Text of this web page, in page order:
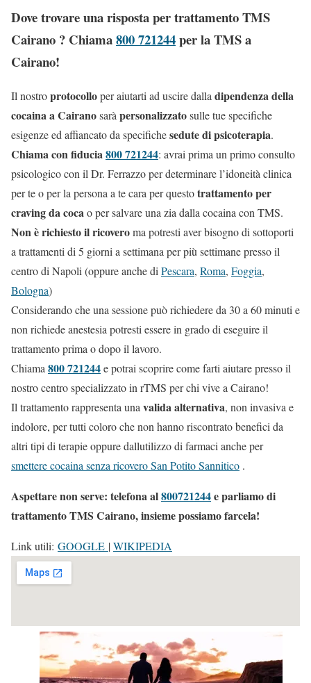
Dove trovare una risposta per trattamento TMS
Cairano ? Chiama800 721244per la TMS a
Cairano!
Il nostroprotocolloper aiutarti ad uscire dalla dipendenza della
cocaina a Cairanosarà personalizzatosulle tue specifiche
esigenze ed affiancato da specifichesedute di psicoterapia.
Chiama con fiducia800 721244: avrai prima un primo consulto
psicologico con il Dr. Ferrazzo per determinare l’idoneità clinica
per te o per la persona a te cara per questotrattamento per
craving da cocao per salvare una zia dalla cocaina con TMS.
Non è richiesto il ricoveroma potresti aver bisogno di sottoporti
a trattamenti di 5 giorni a settimana per più settimane presso il
centro di Napoli (oppure anche di Pescara, Roma, Foggia,
Bologna)
Considerando che una sessione può richiedere da 30 a 60 minuti e
non richiede anestesia potresti essere in grado di eseguire il
trattamento prima o dopo il lavoro.
Chiama 800 721244e potrai scoprire come farti aiutare presso il
nostro centro specializzato in rTMS per chi vive a Cairano!
Il trattamento rappresenta una valida alternativa, non invasiva e
indolore, per tutti coloro che non hanno riscontrato benefici da
altri tipi di terapie oppure dallutilizzo di farmaci anche per
smettere cocaina senza ricovero San Potito Sannitico .
Aspettare non serve: telefona al800721244e parliamo di
trattamento TMS Cairano, insieme possiamo farcela!
Link utili: GOOGLE |WIKIPEDIA